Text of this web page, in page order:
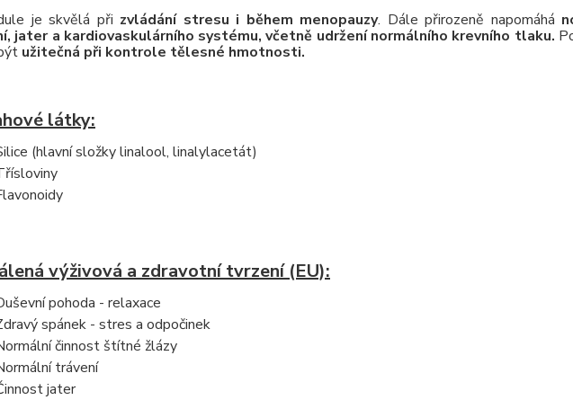
je skvělá při zvládání stresu i během menopauzy. Dále přirozeně napomáhá
jater a kardiovaskulárního systému, včetně udržení normálního krevního tlaku.
užitečná při kontrole tělesné hmotnosti.
látky:
(hlavní složky linalool, linalylacetát)
výživová a zdravotní tvrzení (EU):
pohoda - relaxace
spánek - stres a odpočinek
činnost štítné žlázy
trávení
jater